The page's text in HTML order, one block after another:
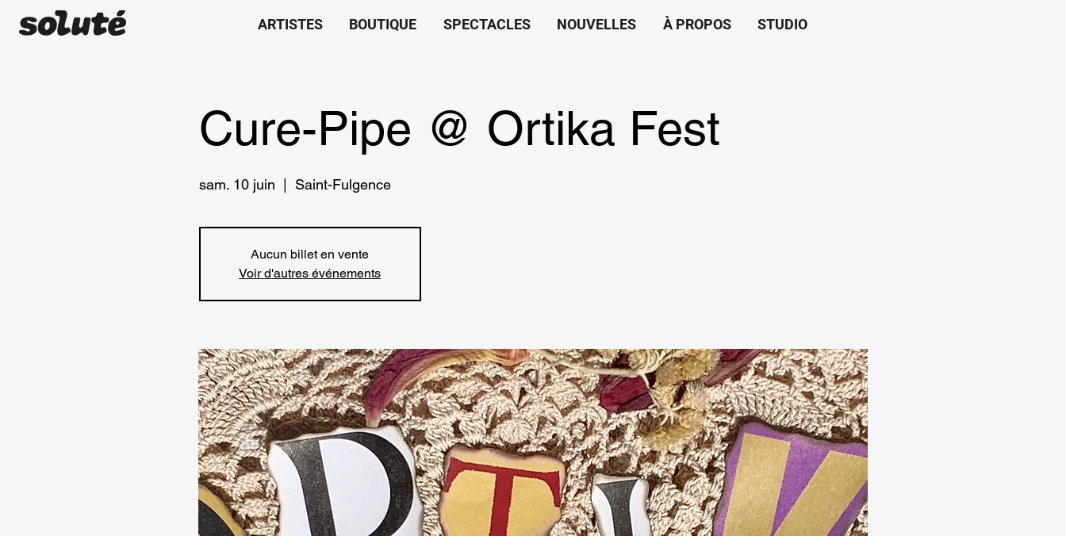
ARTISTES BOUTIQUE SPECTACLES NOUVELLES À PROPOS STUDIO
Cure-Pipe @ Ortika Fest
sam. 10 juin Saint-Fulgence
Aucun billet en vente
Voir d'autres événements